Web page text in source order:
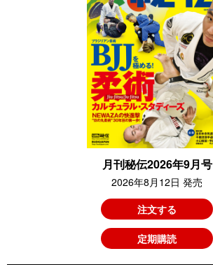
月刊秘伝2026年9月号
2026年8月12日 発売
注文する
定期購読